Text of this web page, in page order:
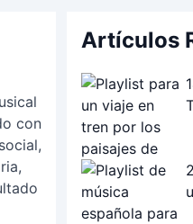
con
Artículos